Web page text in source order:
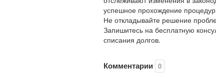
успешное прохождение
Не откладывайте решение
Запишитесь на бесплатную
списания долгов.
Комментарии 0